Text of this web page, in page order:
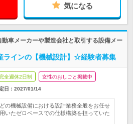
気になる
車メーカーや製造会社と取引する設備メー
ラインの【機械設計】☆経験者募集
全週休2日制 女性のおしごと掲載中
日： 2027/01/14
の機械設備における設計業務全般をお任せ
いたゼロベースでの仕様構築を担っていた